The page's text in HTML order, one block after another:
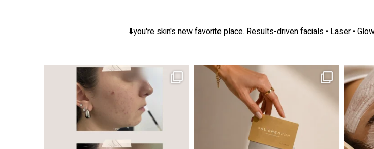
you're skin's new favorite place. Results-driven facials • Laser •
מהיום, אקנה הוא אחד המצבים הנפוצים ביותר בעור, אך לכל עור